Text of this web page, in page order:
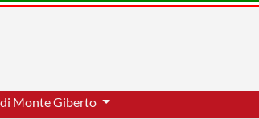
Monte Giberto